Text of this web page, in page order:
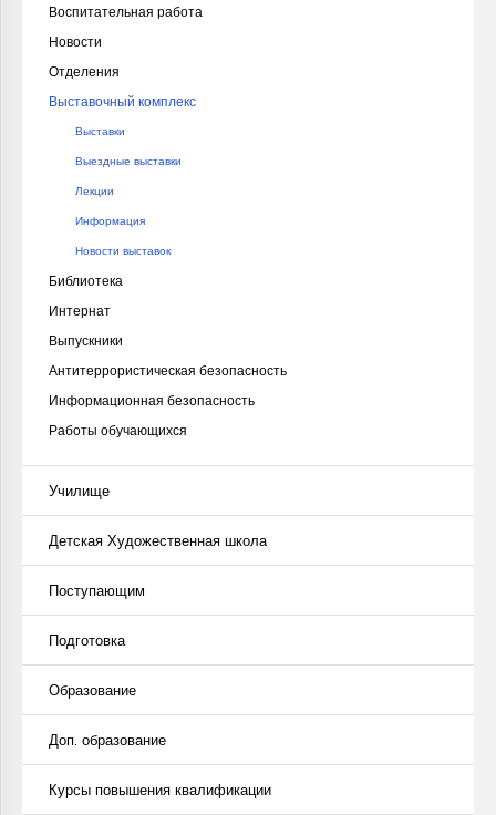
Воспитательная работа
Новости
Отделения
Выставочный комплекс
Выставки
Выездные выставки
Лекции
Информация
Новости выставок
Библиотека
Интернат
Выпускники
Антитеррористическая безопасность
Информационная безопасность
Работы обучающихся
Училище
Детская Художественная школа
Поступающим
Подготовка
Образование
Доп. образование
Курсы повышения квалификации